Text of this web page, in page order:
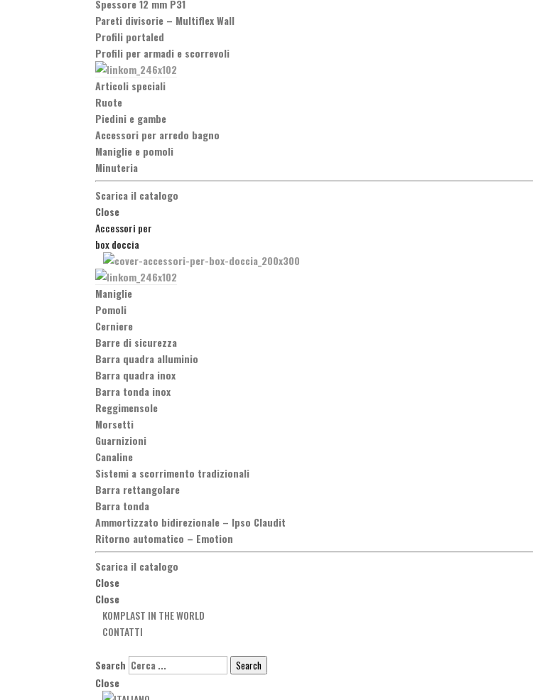
Spessore 12 mm P31
Pareti divisorie – Multiflex Wall
Profili portaled
Profili per armadi e scorrevoli
Articoli speciali
Ruote
Piedini e gambe
Accessori per arredo bagno
Maniglie e pomoli
Minuteria
Scarica il catalogo
Close
Accessori per
box doccia
Maniglie
Pomoli
Cerniere
Barre di sicurezza
Barra quadra alluminio
Barra quadra inox
Barra tonda inox
Reggimensole
Morsetti
Guarnizioni
Canaline
Sistemi a scorrimento tradizionali
Barra rettangolare
Barra tonda
Ammortizzato bidirezionale – Ipso Claudit
Ritorno automatico – Emotion
Scarica il catalogo
Close
Close
KOMPLAST IN THE WORLD
CONTATTI
Search Search
Close